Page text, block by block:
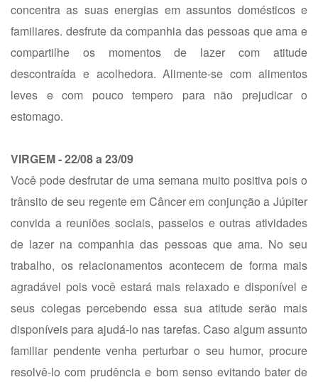
concentra as suas energias em assuntos domésticos e
familiares. desfrute da companhia das pessoas que ama e
compartilhe os momentos de lazer com atitude
descontraída e acolhedora. Alimente-se com alimentos
leves e com pouco tempero para não prejudicar o
estomago.
VIRGEM - 22/08 a 23/09
Você pode desfrutar de uma semana muito positiva pois o
trânsito de seu regente em Câncer em conjunção a Júpiter
convida a reuniões sociais, passeios e outras atividades
de lazer na companhia das pessoas que ama. No seu
trabalho, os relacionamentos acontecem de forma mais
agradável pois você estará mais relaxado e disponível e
seus colegas percebendo essa sua atitude serão mais
disponíveis para ajudá-lo nas tarefas. Caso algum assunto
familiar pendente venha perturbar o seu humor, procure
resolvê-lo com prudência e bom senso evitando bater de